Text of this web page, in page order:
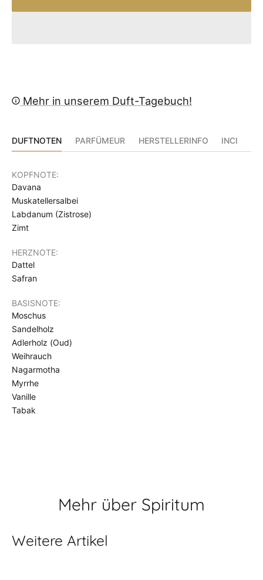
9
9
Mehr in unserem Duft-Tagebuch!
DUFTNOTEN PARFÜMEUR HERSTELLERINFO INCI
KOPFNOTE:
Davana
Muskatellersalbei
Labdanum (Zistrose)
Zimt
HERZNOTE:
Dattel
Safran
BASISNOTE:
Moschus
Sandelholz
Adlerholz (Oud)
Weihrauch
Nagarmotha
Myrrhe
Vanille
Tabak
Mehr über Spiritum
Weitere Artikel